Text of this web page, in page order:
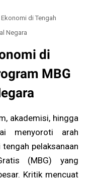
di Tengah
Negara
di
MBG
akademisi, hingga
menyoroti arah
pelaksanaan
(MBG) yang
Kritik mencuat